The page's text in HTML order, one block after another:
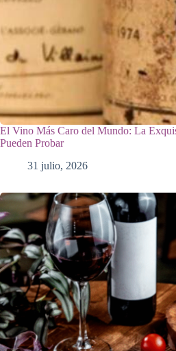
El Vino Más Caro del Mundo: La
Pueden Probar
31 julio, 2026